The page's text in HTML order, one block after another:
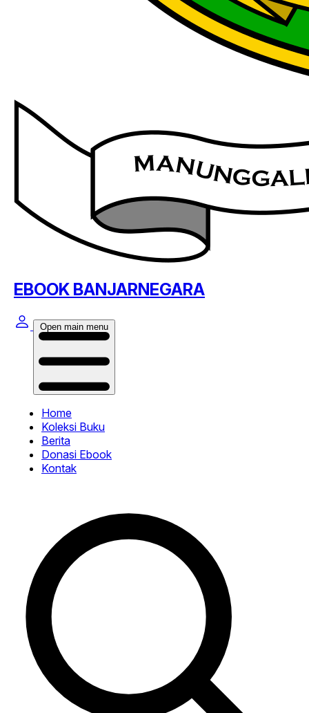
EBOOK BANJARNEGARA
Open main menu
Home
Koleksi Buku
Berita
Donasi Ebook
Kontak